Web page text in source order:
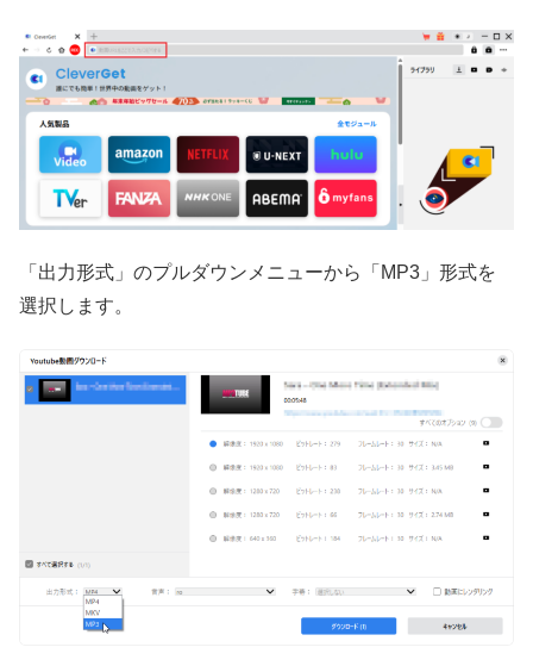
「出力形式」のプルダウンメニューから「MP3」形式を
選択します。